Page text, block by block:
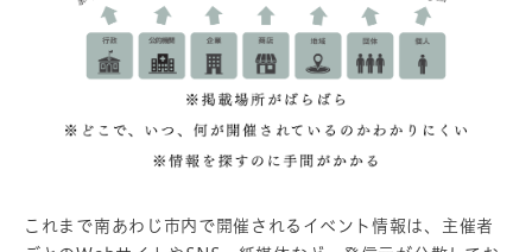
これまで南あわじ市内で開催されるイベント情報は、主催者